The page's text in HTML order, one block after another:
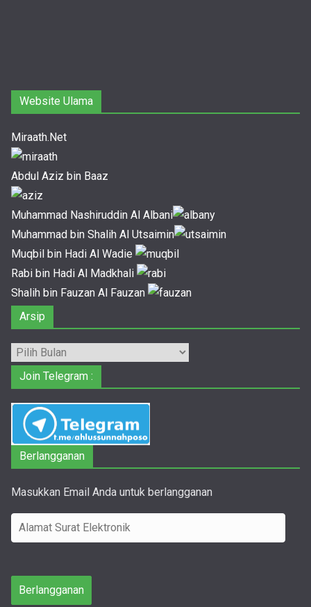
Website Ulama
Miraath.Net
Abdul Aziz bin Baaz
Muhammad Nashiruddin Al Albani
Muhammad bin Shalih Al Utsaimin
Muqbil bin Hadi Al Wadie
Rabi bin Hadi Al Madkhali
Shalih bin Fauzan Al Fauzan
Arsip
Arsip
Join Telegram :
Berlangganan
Masukkan Email Anda untuk berlangganan
l
m
Berlangganan